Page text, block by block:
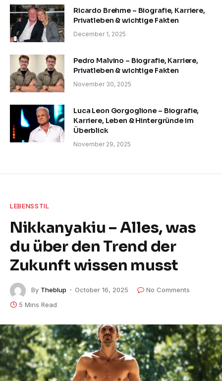
Ricardo Brehme – Biografie, Karriere,
Privatleben & wichtige Fakten
December 1, 2025
Pedro Malvino – Biografie, Karriere,
Privatleben & wichtige Fakten
November 30, 2025
Luca Leon Gorgoglione – Biografie,
Karriere, Leben & Hintergründe im
Überblick
November 29, 2025
LEBENSSTIL
Nikkanyakiu – Alles, was
du über den Trend der
Zukunft wissen musst
By Theblup October 16, 2025
No Comments
5 Mins Read